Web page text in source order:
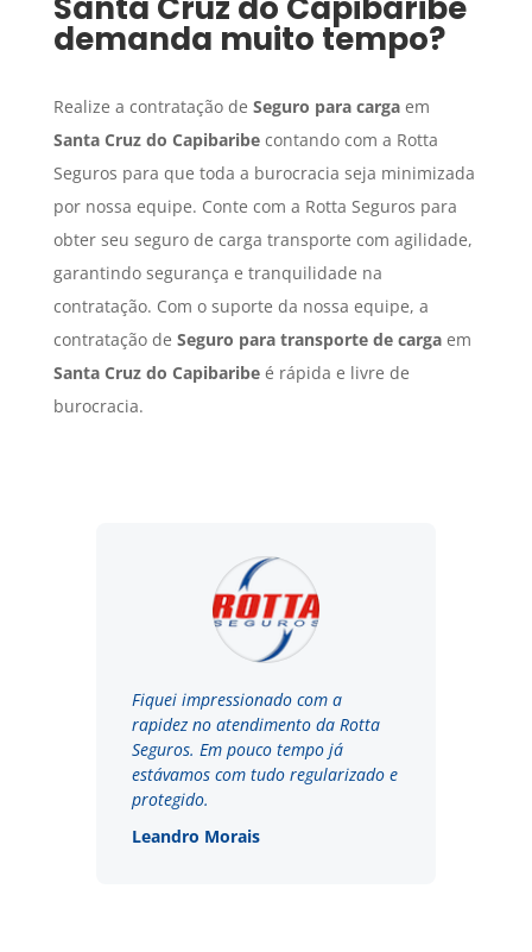
demanda muito tempo?
Realize a contratação de Seguro para cargaem
Santa Cruz do Capibaribecontando com a Rotta
Seguros para que toda a burocracia seja minimizada
por nossa equipe. Conte com a Rotta Seguros para
obter seu seguro de carga transporte com agilidade,
garantindo segurança e tranquilidade na
contratação. Com o suporte da nossa equipe, a
contratação de Seguro para transporte de cargaem
Santa Cruz do Capibaribeé rápida e livre de
burocracia.
Fiquei impressionado com a
rapidez no atendimento da Rotta
Seguros. Em pouco tempo já
estávamos com tudo regularizado e
protegido.
Leandro Morais